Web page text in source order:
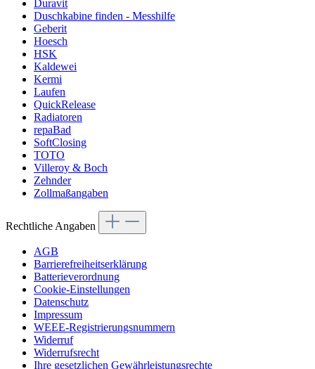
Duravit
Duschkabine finden - Messhilfe
Geberit
Hoesch
HSK
Kaldewei
Kermi
Laufen
QuickRelease
Radiatoren
repaBad
SoftClosing
TOTO
Villeroy & Boch
Zehnder
Zollmaßangaben
Rechtliche Angaben
AGB
Barrierefreiheitserklärung
Batterieverordnung
Cookie-Einstellungen
Datenschutz
Impressum
WEEE-Registrierungsnummern
Widerruf
Widerrufsrecht
Ihre gesetzlichen Gewährleistungsrechte